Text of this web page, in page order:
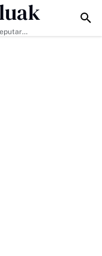
Buluh Kasok